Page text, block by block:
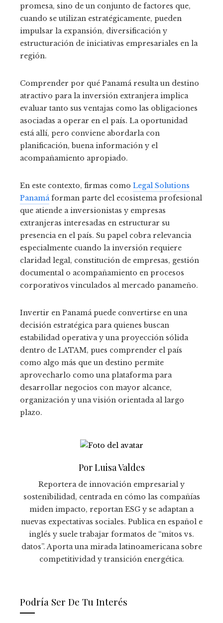
promesa, sino de un conjunto de factores que,
cuando se utilizan estratégicamente, pueden
impulsar la expansión, diversificación y
estructuración de iniciativas empresariales en la
región.
Comprender por qué Panamá resulta un destino
atractivo para la inversión extranjera implica
evaluar tanto sus ventajas como las obligaciones
asociadas a operar en el país. La oportunidad
está allí, pero conviene abordarla con
planificación, buena información y el
acompañamiento apropiado.
En este contexto, firmas como Legal Solutions
Panamáforman parte del ecosistema profesional
que atiende a inversionistas y empresas
extranjeras interesadas en estructurar su
presencia en el país. Su papel cobra relevancia
especialmente cuando la inversión requiere
claridad legal, constitución de empresas, gestión
documental o acompañamiento en procesos
corporativos vinculados al mercado panameño.
Invertir en Panamá puede convertirse en una
decisión estratégica para quienes buscan
estabilidad operativa y una proyección sólida
dentro de LATAM, pues comprender el país
como algo más que un destino permite
aprovecharlo como una plataforma para
desarrollar negocios con mayor alcance,
organización y una visión orientada al largo
plazo.
Por Luisa Valdes
Reportera de innovación empresarial y
sostenibilidad, centrada en cómo las compañías
miden impacto, reportan ESG y se adaptan a
nuevas expectativas sociales. Publica en español e
inglés y suele trabajar formatos de “mitos vs.
datos”. Aporta una mirada latinoamericana sobre
competitividad y transición energética.
Podría Ser De Tu Interés